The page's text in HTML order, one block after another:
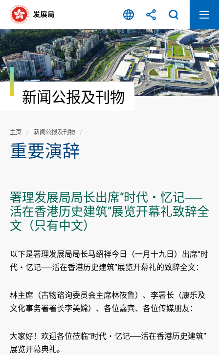
容
开
始
新闻公报及刊物
主页 新闻公报及刊物
重要演辞
署理发展局局长出席“时代・忆记──
活在香港历史建筑”展览开幕礼致辞全
文（只有中文）
以下是署理发展局局长马绍祥今日（一月十九日）出席“时
代・忆记──活在香港历史建筑”展览开幕礼的致辞全文：
林主席（古物谘询委员会主席林筱鲁）、李署长（康乐及
文化事务署署长李美嫦）、各位嘉宾、各位传媒朋友：
大家好！欢迎各位莅临“时代・忆记──活在香港历史建筑”
展览开幕典礼。